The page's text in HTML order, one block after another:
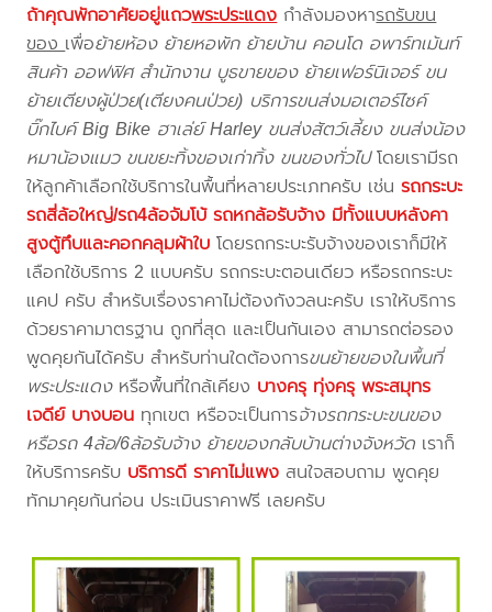
ถ้าคุณพักอาศัยอยู่แถวพระประแดงกำลังมองหารถรับขน
ของเพื่อย้ายห้อง ย้ายหอพัก ย้ายบ้าน คอนโด อพาร์ทเม้นท์
สินค้า ออฟฟิศ สำนักงาน บูธขายของ ย้ายเฟอร์นิเจอร์ ขน
ย้ายเตียงผู้ป่วย(เตียงคนป่วย) บริการขนส่งมอเตอร์ไซค์
บิ๊กไบค์ Big Bike ฮาเล่ย์ Harley ขนส่งสัตว์เลี้ยง ขนส่งน้อง
หมาน้องแมว ขนขยะทิ้งของเก่าทิ้ง ขนของทั่วไปโดยเรามีรถ
ให้ลูกค้าเลือกใช้บริการในพื้นที่หลายประเภทครับ เช่นรถกระบะ
รถสี่ล้อใหญ่/รถ4ล้อจัมโบ้ รถหกล้อรับจ้าง มีทั้งแบบหลังคา
สูงตู้ทึบและคอกคลุมผ้าใบ โดยรถกระบะรับจ้างของเราก็มีให้
เลือกใช้บริการ 2 แบบครับ รถกระบะตอนเดียว หรือรถกระบะ
แคป ครับ สำหรับเรื่องราคาไม่ต้องกังวลนะครับ เราให้บริการ
ด้วยราคามาตรฐาน ถูกที่สุด และเป็นกันเอง สามารถต่อรอง
พูดคุยกันได้ครับ สำหรับท่านใดต้องการขนย้ายของในพื้นที่
พระประแดงหรือพื้นที่ใกล้เคียง บางครุ ทุ่งครุ พระสมุทร
เจดีย์ บางบอน ทุกเขต หรือจะเป็นการจ้างรถกระบะขนของ
หรือรถ 4ล้อ/6ล้อรับจ้าง ย้ายของกลับบ้านต่างจังหวัด เราก็
ให้บริการครับ บริการดี ราคาไม่แพง สนใจสอบถาม พูดคุย
ทักมาคุยกันก่อน ประเมินราคาฟรี เลยครับ